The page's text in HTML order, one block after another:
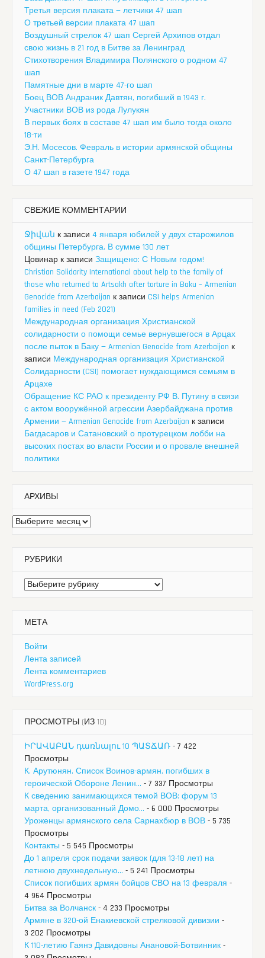
Третья версия плаката — летчики 47 шап
О третьей версии плаката 47 шап
Воздушный стрелок 47 шап Сергей Архипов отдал
свою жизнь в 21 год в Битве за Ленинград
Стихотворения Владимира Полянского о родном 47
шап
Памятные дни в марте 47-го шап
Боец ВОВ Андраник Давтян, погибший в 1943 г.
Участники ВОВ из рода Лулукян
В первых боях в составе 47 шап им было тогда около
18-ти
Э.Н. Мосесов. Февраль в истории армянской общины
Санкт-Петербурга
О 47 шап в газете 1947 года
СВЕЖИЕ КОММЕНТАРИИ
Ջիվան к записи 4 января юбилей у двух старожилов
общины Петербурга. В сумме 130 лет
Цовинар к записи Защищено: С Новым годом!
Christian Solidarity International about help to the family of
those who returned to Artsakh after torture in Baku – Armenian
Genocide from Azerbaijan к записи CSI helps Armenian
families in need (Feb 2021)
Международная организация Христианской
солидарности о помощи семье вернувшегося в Арцах
после пыток в Баку — Armenian Genocide from Azerbaijan к
записи Международная организация Христианской
Солидарности (CSI) помогает нуждающимся семьям в
Арцахе
Обращение КС РАО к президенту РФ В. Путину в связи
с актом вооружённой агрессии Азербайджана против
Армении — Armenian Genocide from Azerbaijan к записи
Багдасаров и Сатановский о протурецком лобби на
высоких постах во власти России и о провале внешней
политики
АРХИВЫ
Архивы
РУБРИКИ
Рубрики
МЕТА
Войти
Лента записей
Лента комментариев
WordPress.org
ПРОСМОТРЫ (ИЗ 10)
ԻՐԱՎԱԲԱՆ դառնալու 10 ՊԱՏՃԱՌ - 7 422
Просмотры
К. Арутюнян. Список Воинов-армян, погибших в
героической Обороне Ленин... - 7 337 Просмотры
К сведению занимающихся темой ВОВ: форум 13
марта, организованный Домо... - 6 000 Просмотры
Уроженцы армянского села Сарнахбюр в ВОВ - 5 735
Просмотры
Контакты - 5 545 Просмотры
До 1 апреля срок подачи заявок (для 13-18 лет) на
летнюю двухнедельную... - 5 241 Просмотры
Список погибших армян бойцов СВО на 13 февраля -
4 964 Просмотры
Битва за Волчанск - 4 233 Просмотры
Армяне в 320-ой Енакиевской стрелковой дивизии -
3 202 Просмотры
К 110-летию Гаянэ Давидовны Анановой-Ботвинник -